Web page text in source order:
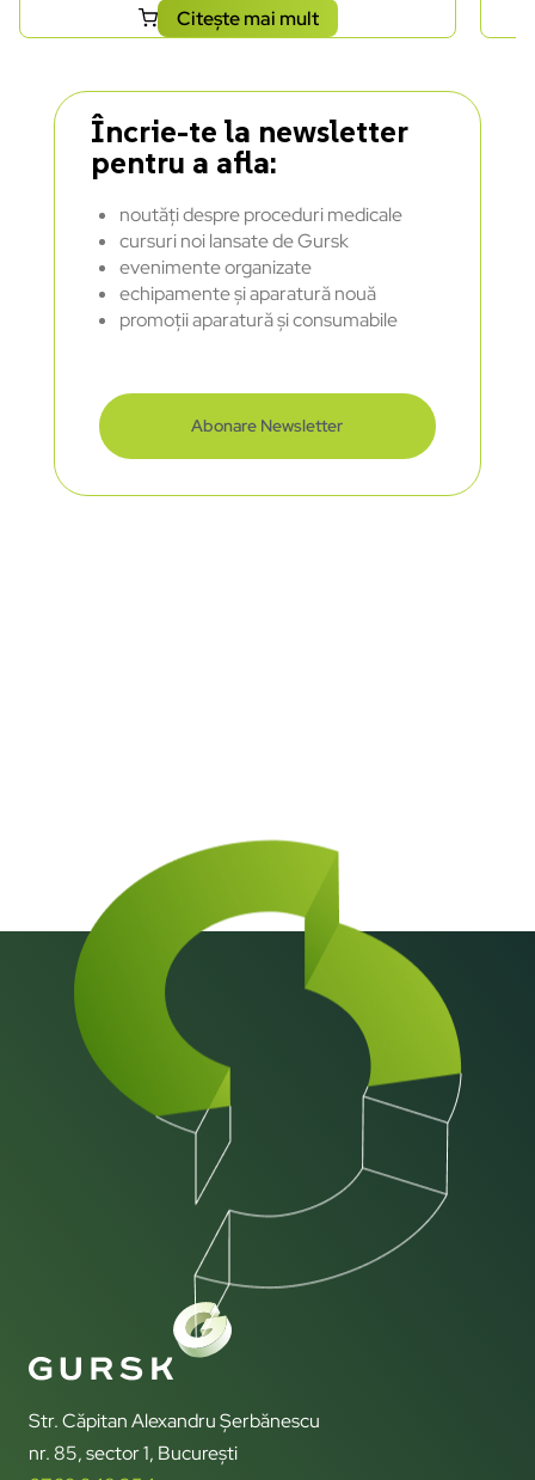
Citește mai mult
Încrie-te la newsletter
pentru a afla:
noutăți despre proceduri medicale
cursuri noi lansate de Gursk
evenimente organizate
echipamente și aparatură nouă
promoții aparatură și consumabile
Abonare Newsletter
Str. Căpitan Alexandru Șerbănescu
nr. 85, sector 1, București